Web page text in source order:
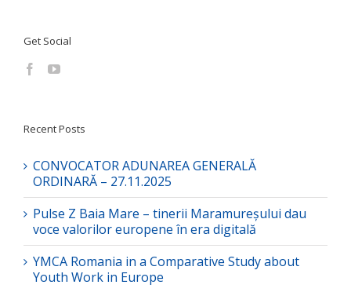
Get Social
Recent Posts
CONVOCATOR ADUNAREA GENERALĂ
ORDINARĂ – 27.11.2025
Pulse Z Baia Mare – tinerii Maramureșului dau
voce valorilor europene în era digitală
YMCA Romania in a Comparative Study about
Youth Work in Europe